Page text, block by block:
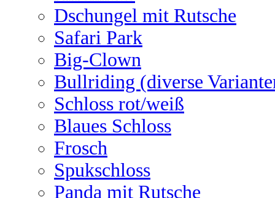
Dschungel mit Rutsche
Safari Park
Big-Clown
Bullriding (diverse
Schloss rot/weiß
Blaues Schloss
Frosch
Spukschloss
Panda mit Rutsche